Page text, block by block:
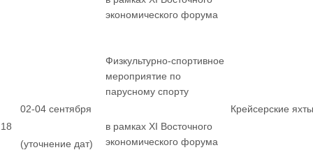
экономического форума
18
02-04 сентября
(уточнение дат)
Физкультурно-спортивное
мероприятие по
парусному спорту
в рамках XI Восточного
экономического форума
Крейсерские яхты